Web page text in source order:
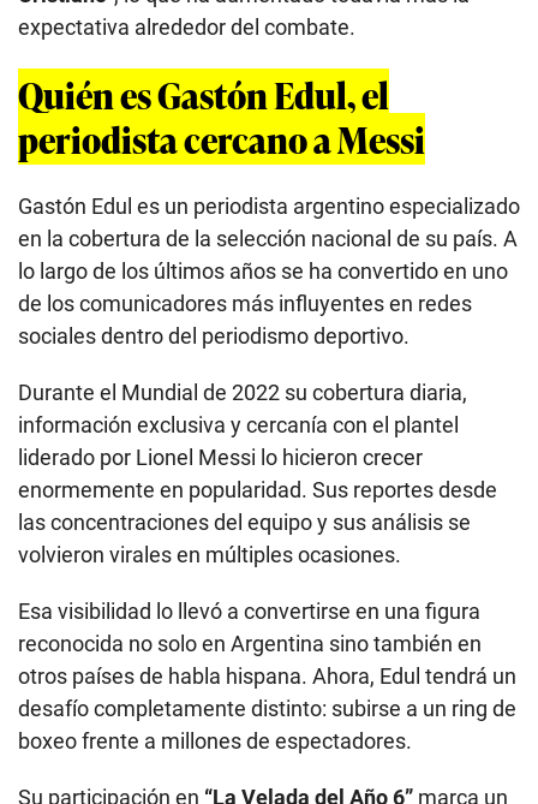
expectativa alrededor del combate.
Quién es Gastón Edul, el
periodista cercano a Messi
Gastón Edul es un periodista argentino especializado
en la cobertura de la selección nacional de su país. A
lo largo de los últimos años se ha convertido en uno
de los comunicadores más influyentes en redes
sociales dentro del periodismo deportivo.
Durante el Mundial de 2022 su cobertura diaria,
información exclusiva y cercanía con el plantel
liderado por Lionel Messi lo hicieron crecer
enormemente en popularidad. Sus reportes desde
las concentraciones del equipo y sus análisis se
volvieron virales en múltiples ocasiones.
Esa visibilidad lo llevó a convertirse en una figura
reconocida no solo en Argentina sino también en
otros países de habla hispana. Ahora, Edul tendrá un
desafío completamente distinto: subirse a un ring de
boxeo frente a millones de espectadores.
Su participación en “La Velada del Año 6” marca un